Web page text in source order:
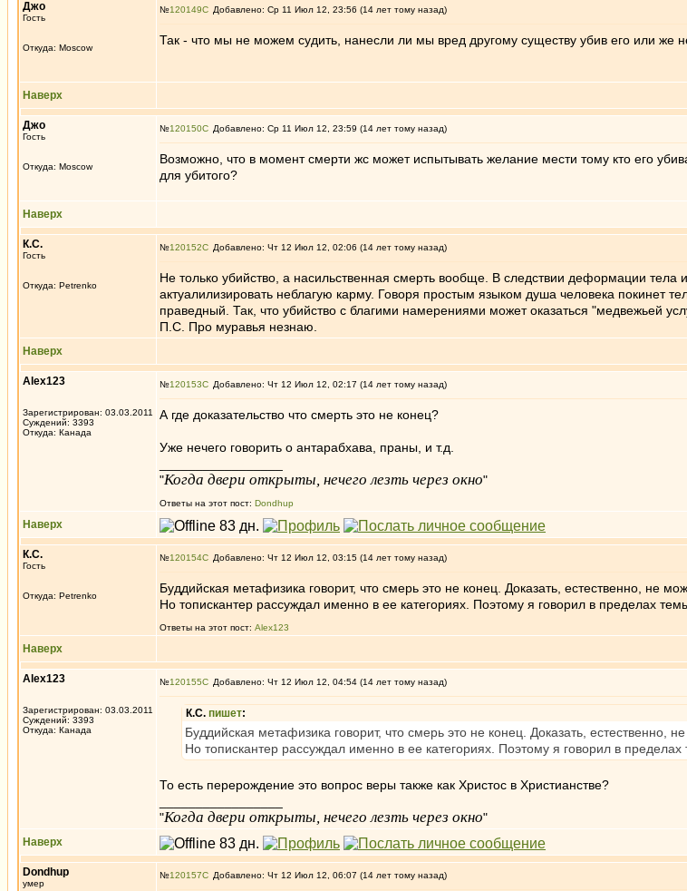
Джо
Гость
Откуда: Moscow
№120149 Добавлено: Ср 11 Июл 12, 23:56 (14 лет тому назад)
Так - что мы не можем судить, нанесли ли мы вред другому существу убив его или же
Наверх
Джо
Гость
Откуда: Moscow
№120150 Добавлено: Ср 11 Июл 12, 23:59 (14 лет тому назад)
Возможно, что в момент смерти жс может испытывать желание мести тому кто его
для убитого?
Наверх
К.С.
Гость
Откуда: Petrenko
№120152 Добавлено: Чт 12 Июл 12, 02:06 (14 лет тому назад)
Не только убийство, а насильственная смерть вообще. В следствии деформации
актуалилизировать неблагую карму. Говоря простым языком душа человека покинет
праведный. Так, что убийство с благими намерениями может оказаться "медвежьей
П.С. Про муравья незнаю.
Наверх
Alex123
Зарегистрирован: 03.03.2011
Суждений: 3393
Откуда: Канада
№120153 Добавлено: Чт 12 Июл 12, 02:17 (14 лет тому назад)
А где доказательство что смерть это не конец?
Уже нечего говорить о антарабхава, праны, и т.д.
"Когда двери открыты, нечего лезть через окно"
Ответы на этот пост: Dondhup
Наверх
К.С.
Гость
Откуда: Petrenko
№120154 Добавлено: Чт 12 Июл 12, 03:15 (14 лет тому назад)
Буддийская метафизика говорит, что смерь это не конец. Доказать, естественно, не
Но топискантер рассуждал именно в ее категориях. Поэтому я говорил в пределах
Ответы на этот пост: Alex123
Наверх
Alex123
Зарегистрирован: 03.03.2011
Суждений: 3393
Откуда: Канада
№120155 Добавлено: Чт 12 Июл 12, 04:54 (14 лет тому назад)
К.С. пишет:
Буддийская метафизика говорит, что смерь это не конец. Доказать, естественно,
Но топискантер рассуждал именно в ее категориях. Поэтому я говорил в пределах
То есть перерождение это вопрос веры также как Христос в Христианстве?
"Когда двери открыты, нечего лезть через окно"
Наверх
Dondhup
умер
№120157 Добавлено: Чт 12 Июл 12, 06:07 (14 лет тому назад)